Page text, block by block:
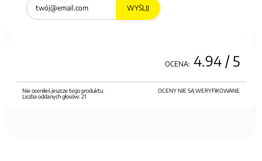
WYŚLIJ
OCENA: 4.94 / 5
OCENY NIE SĄ WERYFIKOWANE
Nie oceniłeś jeszcze tego produktu.
Liczba oddanych głosów:21